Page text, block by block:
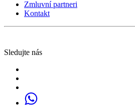
Zmluvní partneri
Kontakt
Sledujte nás